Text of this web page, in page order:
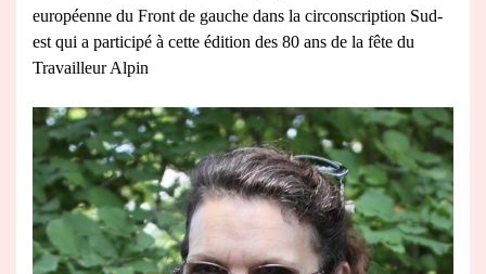
européenne du Front de gauche dans la circonscription Sud-
est qui a participé à cette édition des 80 ans de la fête du
Travailleur Alpin